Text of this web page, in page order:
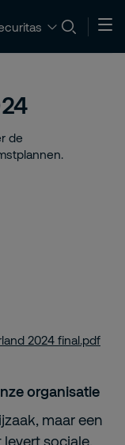
de
organisatie
maar een
sociale,
2024 final.pdf